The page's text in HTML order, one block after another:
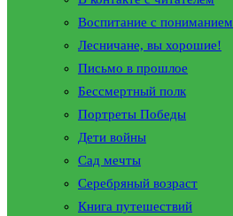
Воспитание с пониманием
Лесничане, вы хорошие!
Письмо в прошлое
Бессмертный полк
Портреты Победы
Дети войны
Сад мечты
Серебряный возраст
Книга путешествий